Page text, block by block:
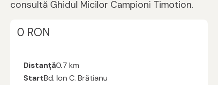
consultă Ghidul Micilor Campioni Timotion.
0 RON
Distanță0.7 km
StartBd. Ion C. Brătianu